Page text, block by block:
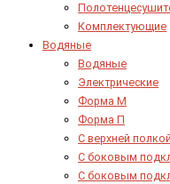
Комплектующие
Водяные
Водяные
Электрические
Форма М
Форма П
C верхней полкой
C боковым
C боковым